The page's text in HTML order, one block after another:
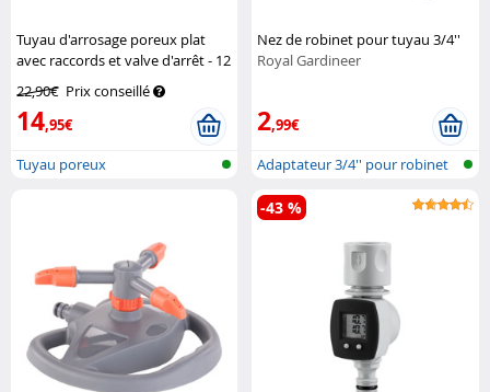
Tuyau d'arrosage poreux plat
avec raccords et valve d'arrêt - 12
22,90€ Prix conseillé
14,95€
Tuyau poreux
Nez de robinet pour tuyau 3/4''
Royal Gardineer
2,99€
Adaptateur 3/4'' pour robinet
-43 %